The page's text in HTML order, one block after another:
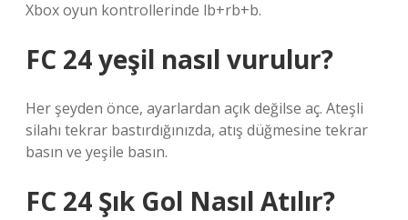
Xbox oyun kontrollerinde lb+rb+b.
FC 24 yeşil nasıl vurulur?
Her şeyden önce, ayarlardan açık değilse aç. Ateşli
silahı tekrar bastırdığınızda, atış düğmesine tekrar
basın ve yeşile basın.
FC 24 Şık Gol Nasıl Atılır?